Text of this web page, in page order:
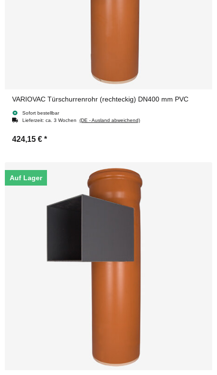
VARIOVAC Türschurrenrohr (rechteckig) DN400 mm PVC
Sofort bestellbar
Lieferzeit: ca. 3 Wochen (DE - Ausland abweichend)
424,15 € *
Auf Lager